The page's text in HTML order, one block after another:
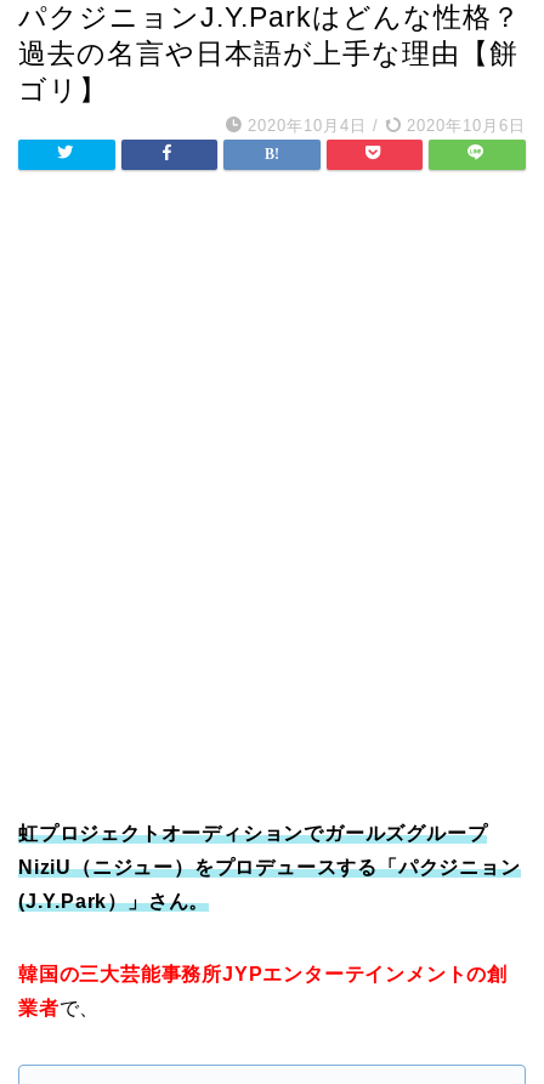
入
パクジニョンJ.Y.Parkはどんな性格？
過去の名言や日本語が上手な理由【餅
ゴリ】
2020年10月4日 / 2020年10月6日
虹プロジェクトオーディションでガールズグループ
NiziU（ニジュー）をプロデュースする「パクジニョン
(J.Y.Park）」さん。
韓国の三大芸能事務所JYPエンターテインメントの創
業者で、